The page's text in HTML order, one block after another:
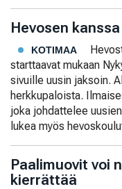
Hevosen kanssa
KOTIMAA
starttaavat mukaan
sivuille uusin jaksoin.
herkkupaloista.
joka johdattelee
lukea myös
Paalimuovit voi
kierrättää